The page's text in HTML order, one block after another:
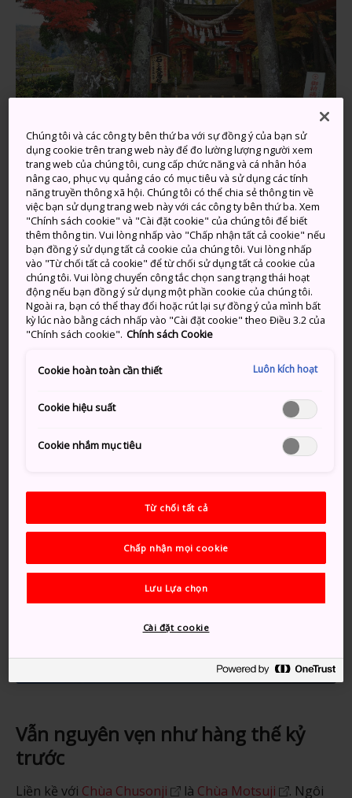
Một tuyệt tác Phật giáo được
trang hoàng bằng vàng
Chùa Chusonji
được gia tộc Oshu Fujiwara xây dựng
vào thế kỷ thứ 12 là nơi sở hữu Điện thờ Vàng
Konjikido – một công trình kiến ​​trúc được trang
hoàng lộng lẫy phủ sơn mài dát vàng lá và khảm vàng
khảm bạc – một biểu tượng của văn hóa vàng của
Hiraizumi
. Đưa mắt vào bên trong điện thờ để
chiêm ngưỡng nhiều bức tượng Phật giáo và họa tiết
trang trí tinh xảo. Sau khi tham quan Konjikido, hãy
thưởng lãm các hiện vật lịch sử và tác phẩm Phật giáo
trưng cho giai đoạn lịch sử cổ đại này.
Vẫn nguyên vẹn như hàng thế kỷ
trước
Liền kề với Chùa Chusonji là Chùa Motsuji . Ngôi
Chúng tôi và các công ty bên thứ ba với sự đồng ý của bạn sử
dụng cookie trên trang web này để đo lường lượng người xem
trang web của chúng tôi, cung cấp chức năng và cá nhân hóa
nâng cao, phục vụ quảng cáo có mục tiêu và sử dụng các tính
năng truyền thông xã hội. Chúng tôi có thể chia sẻ thông tin về
việc bạn sử dụng trang web này với các công ty bên thứ ba. Xem
"Chính sách cookie" và "Cài đặt cookie" của chúng tôi để biết
thêm thông tin. Vui lòng nhấp vào "Chấp nhận tất cả cookie" nếu
bạn đồng ý sử dụng tất cả cookie của chúng tôi. Vui lòng nhấp
vào "Từ chối tất cả cookie" để từ chối sử dụng tất cả cookie của
chúng tôi. Vui lòng chuyển công tắc chọn sang trạng thái hoạt
động nếu bạn đồng ý sử dụng một phần cookie của chúng tôi.
Ngoài ra, bạn có thể thay đổi hoặc rút lại sự đồng ý của mình bất
kỳ lúc nào bằng cách nhấp vào "Cài đặt cookie" theo Điều 3.2 của
"Chính sách cookie". Chính sách Cookie
Cookie hoàn toàn cần thiết Luôn kích hoạt
Cookie hiệu suất
Cookie nhắm mục tiêu
Từ chối tất cả
Chấp nhận mọi cookie
Lưu Lựa chọn
Cài đặt cookie